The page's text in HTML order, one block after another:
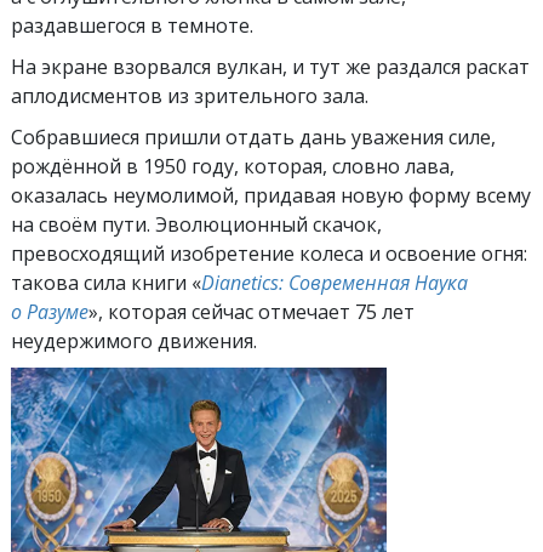
раздавшегося в темноте.
На экране взорвался вулкан, и тут же раздался раскат
аплодисментов из зрительного зала.
Собравшиеся пришли отдать дань уважения силе,
рождённой в 1950 году, которая, словно лава,
оказалась неумолимой, придавая новую форму всему
на своём пути. Эволюционный скачок,
превосходящий изобретение колеса и освоение огня:
такова сила книги «Dianetics: Современная Наука
о Разуме», которая сейчас отмечает 75 лет
неудержимого движения.